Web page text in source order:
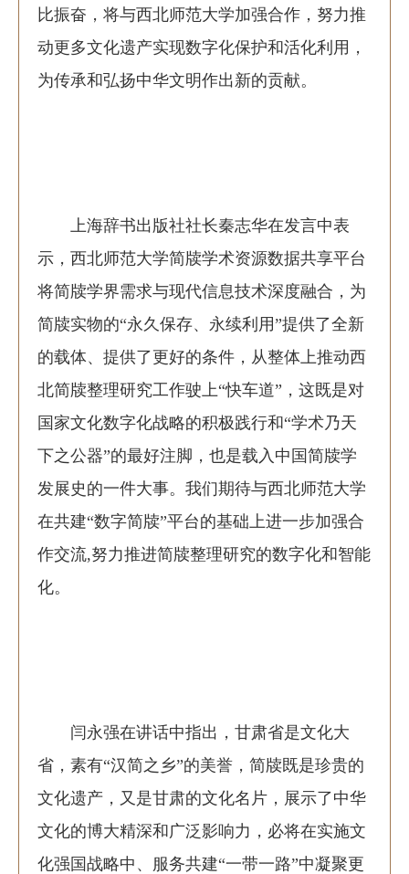
比振奋，将与西北师范大学加强合作，努力推
动更多文化遗产实现数字化保护和活化利用，
为传承和弘扬中华文明作出新的贡献。
上海辞书出版社社长秦志华在发言中表
示，西北师范大学简牍学术资源数据共享平台
将简牍学界需求与现代信息技术深度融合，为
简牍实物的“永久保存、永续利用”提供了全新
的载体、提供了更好的条件，从整体上推动西
北简牍整理研究工作驶上“快车道”，这既是对
国家文化数字化战略的积极践行和“学术乃天
下之公器”的最好注脚，也是载入中国简牍学
发展史的一件大事。我们期待与西北师范大学
在共建“数字简牍”平台的基础上进一步加强合
作交流,努力推进简牍整理研究的数字化和智能
化。
闫永强在讲话中指出，甘肃省是文化大
省，素有“汉简之乡”的美誉，简牍既是珍贵的
文化遗产，又是甘肃的文化名片，展示了中华
文化的博大精深和广泛影响力，必将在实施文
化强国战略中、服务共建“一带一路”中凝聚更